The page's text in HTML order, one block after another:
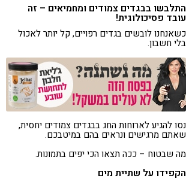
התלבשו בבגדים צמודים ומחמיאים – זה
עובד פסיכולוגית!
כשאנחנו לובשים בגדים רפויים, קל יותר לאכול
בלי חשבון.
נסו להגיע לארוחות החג בבגדים צמודים יחסית,
שאתם מרגישים ונראים בהם במיטבכם.
מה שבטוח – ככה תצאו הכי יפים בתמונות.
הקפידו על שתיית מים